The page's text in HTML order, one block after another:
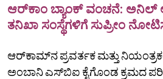
ಆರ್‌ಕಾಂ ಬ್ಯಾಂಕ್ ವಂಚನೆ: ಅನಿಲ್
ತನಿಖಾ ಸಂಸ್ಥೆಗಳಿಗೆ ಸುಪ್ರೀಂ
ಆರ್‌ಕಾಮ್‌ನ ಪ್ರವರ್ತಕ ಮತ್ತು
ಅಂಬಾನಿ ಎಸ್‌ಬಿಐ ಕೈಗೊಂಡ ಕ್ರಮದ